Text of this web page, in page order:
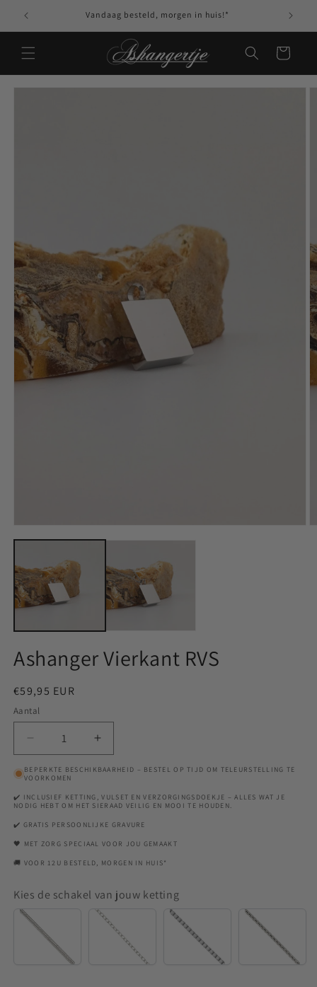
content
Vandaag besteld, morgen in huis!*
Winkelwagen
Ashanger Vierkant RVS
Normale
prijs
€59,95 EUR
Aantal
Aantal
verlagen
voor
Vierkant
Aantal
verhogen
voor
Vierkant
BEPERKTE BESCHIKBAARHEID – BESTEL OP TIJD OM TELEURSTELLING TE
VOORKOMEN
✔️ INCLUSIEF KETTING, VULSET EN VERZORGINGSDOEKJE – ALLES WAT JE
NODIG HEBT OM HET SIERAAD VEILIG EN MOOI TE HOUDEN.
✔️ GRATIS PERSOONLIJKE GRAVURE
🖤 MET ZORG SPECIAAL VOOR JOU GEMAAKT
🚚 VOOR 12U BESTELD, MORGEN IN HUIS*
Kies de schakel van jouw ketting
Venetian